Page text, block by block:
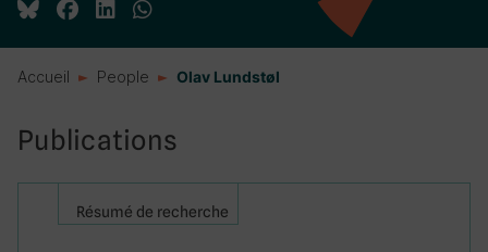
Accueil People Olav Lundstøl
Publications
Résumé de recherche